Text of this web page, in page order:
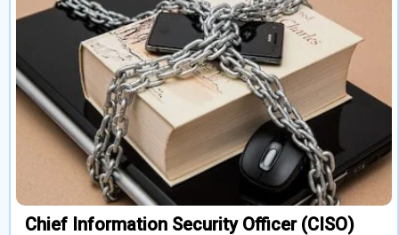
Chief Information Security Officer (CISO)